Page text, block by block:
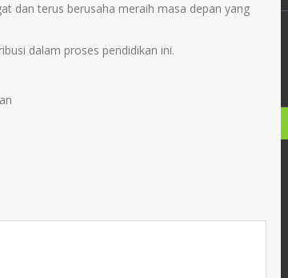
dan terus berusaha meraih masa depan yang
dalam proses pendidikan ini.